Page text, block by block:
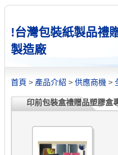
!台灣包裝紙製品禮
製造廠
首頁 > 產品介紹 > 供應商機 >
印前包裝盒禮贈品塑膠盒